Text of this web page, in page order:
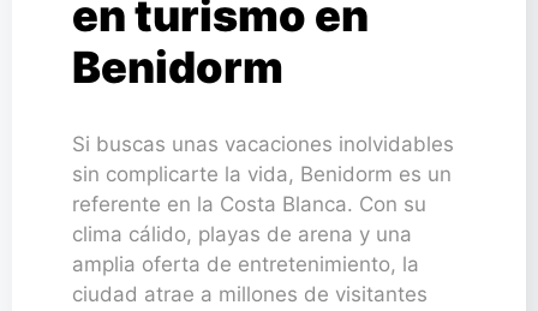
en turismo en
Benidorm
Si buscas unas vacaciones inolvidables
sin complicarte la vida, Benidorm es un
referente en la Costa Blanca. Con su
clima cálido, playas de arena y una
amplia oferta de entretenimiento, la
ciudad atrae a millones de visitantes